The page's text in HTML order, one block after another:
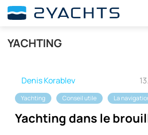
YACHTING
Denis Korablev
Yachting Conseil utile La
Yachting dans le